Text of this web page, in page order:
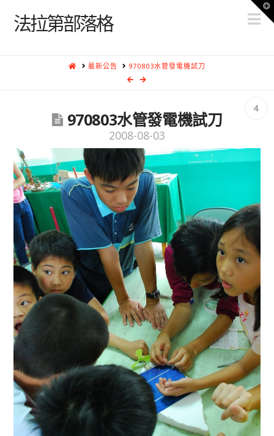
法拉第部落格
HOME最新公告 970803水管發電機試刀
4
970803水管發電機試刀
2008-08-03